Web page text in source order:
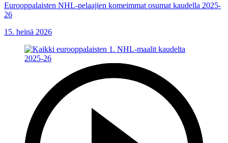
Eurooppalaisten NHL-pelaajien komeimmat osumat kaudella 2025-
26
15. heinä 2026